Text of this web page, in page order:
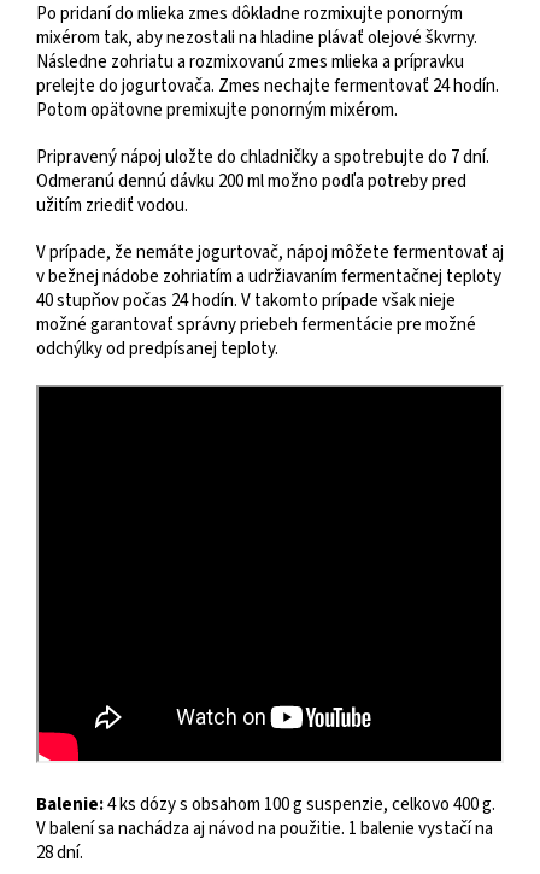
Po pridaní do mlieka zmes dôkladne rozmixujte ponorným
mixérom tak, aby nezostali na hladine plávať olejové škvrny.
Následne zohriatu a rozmixovanú zmes mlieka a prípravku
prelejte do jogurtovača. Zmes nechajte fermentovať 24 hodín.
Potom opätovne premixujte ponorným mixérom.
Pripravený nápoj uložte do chladničky a spotrebujte do 7 dní.
Odmeranú dennú dávku 200 ml možno podľa potreby pred
užitím zriediť vodou.
V prípade, že nemáte jogurtovač, nápoj môžete fermentovať aj
v bežnej nádobe zohriatím a udržiavaním fermentačnej teploty
40 stupňov počas 24 hodín. V takomto prípade však nieje
možné garantovať správny priebeh fermentácie pre možné
odchýlky od predpísanej teploty.
Balenie:4 ks dózy s obsahom 100 g suspenzie, celkovo 400 g.
V balení sa nachádza aj návod na použitie. 1 balenie vystačí na
28 dní.